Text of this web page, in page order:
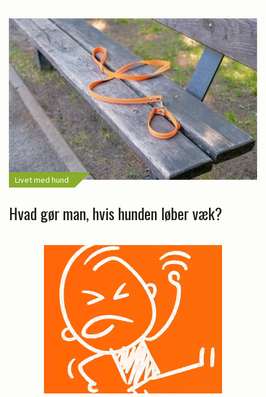
Livet med hund
Hvad gør man, hvis hunden løber væk?